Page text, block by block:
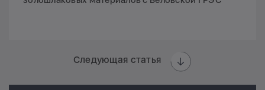
Следующая статья